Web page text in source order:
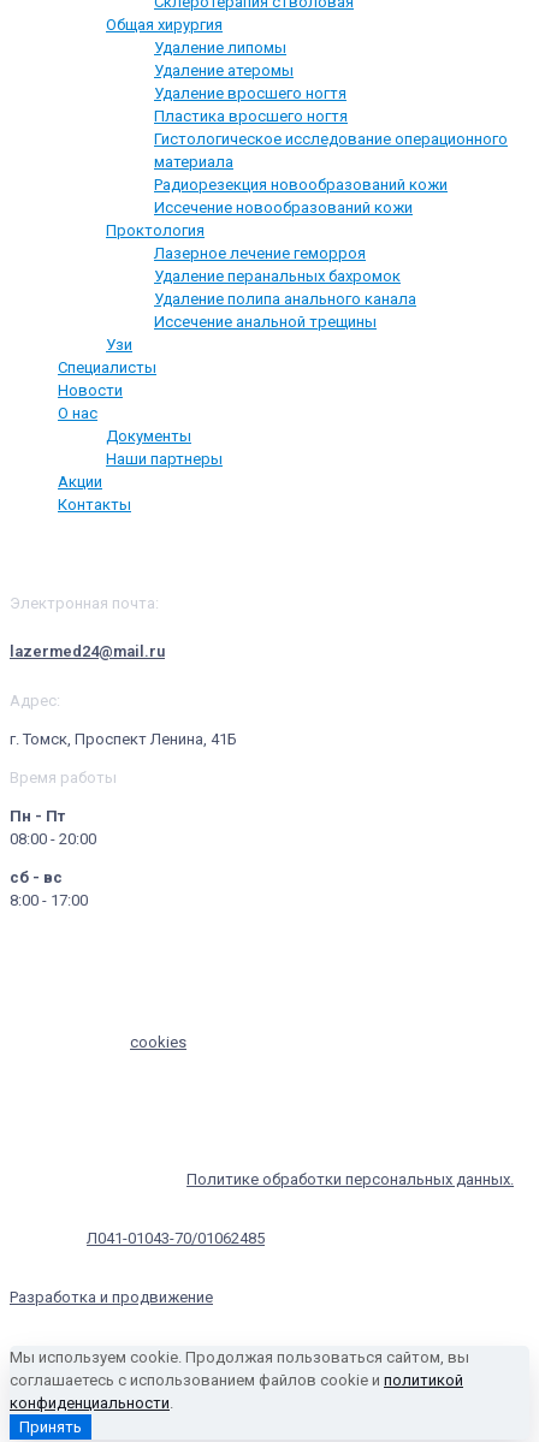
Общая хирургия
Удаление липомы
Удаление атеромы
Удаление вросшего ногтя
Пластика вросшего ногтя
Гистологическое исследование операционного
материала
Радиорезекция новообразований кожи
Иссечение новообразований кожи
Проктология
Лазерное лечение геморроя
Удаление перанальных бахромок
Удаление полипа анального канала
Иссечение анальной трещины
Узи
Специалисты
Новости
О нас
Документы
Наши партнеры
Акции
Контакты
Электронная почта:
lazermed24@mail.ru
Адрес:
г. Томск, Проспект Ленина, 41Б
Время работы
Пн - Пт
08:00 - 20:00
сб - вс
8:00 - 17:00
cookies
Политике обработки персональных данных.
Л041-01043-70/01062485
Разработка и продвижение
Мы используем cookie. Продолжая пользоваться сайтом, вы
соглашаетесь с использованием файлов cookie и политикой
конфиденциальности
Принять